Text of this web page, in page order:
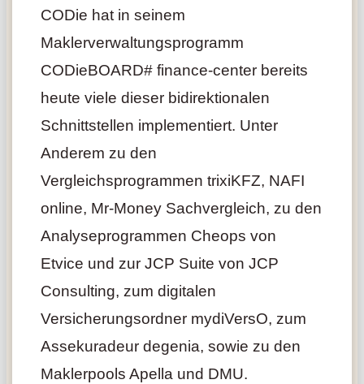
CODie hat in seinem
Maklerverwaltungsprogramm
CODieBOARD# finance-center bereits
heute viele dieser bidirektionalen
Schnittstellen implementiert. Unter
Anderem zu den
Vergleichsprogrammen trixiKFZ, NAFI
online, Mr-Money Sachvergleich, zu den
Analyseprogrammen Cheops von
Etvice und zur JCP Suite von JCP
Consulting, zum digitalen
Versicherungsordner mydiVersO, zum
Assekuradeur degenia, sowie zu den
Maklerpools Apella und DMU.